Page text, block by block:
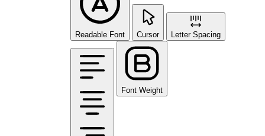
Readable Font Cursor Letter Spacing
Font Weight